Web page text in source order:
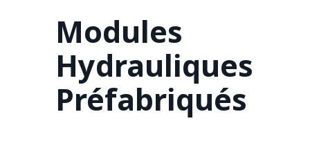
Modules
Hydrauliques
Préfabriqués